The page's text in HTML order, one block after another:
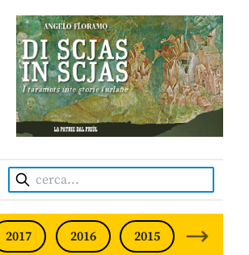
• INDEPENDENT FRIULIAN MONTHLY
Cerca:
2017 2016 2015 2014